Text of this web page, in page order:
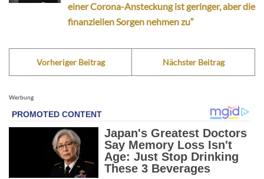
einer Corona-Ansteckung ist geringer, aber die
finanziellen Sorgen nehmen zu“
Vorheriger Beitrag Nächster Beitrag
Werbung